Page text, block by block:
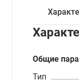
Общие
Тип